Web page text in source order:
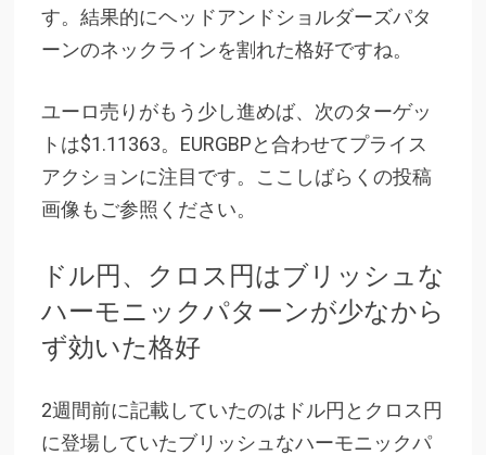
す。結果的にヘッドアンドショルダーズパタ
ーンのネックラインを割れた格好ですね。
ユーロ売りがもう少し進めば、次のターゲッ
トは$1.11363。EURGBPと合わせてプライス
アクションに注目です。ここしばらくの投稿
画像もご参照ください。
ドル円、クロス円はブリッシュな
ハーモニックパターンが少なから
ず効いた格好
2週間前に記載していたのはドル円とクロス円
に登場していたブリッシュなハーモニックパ